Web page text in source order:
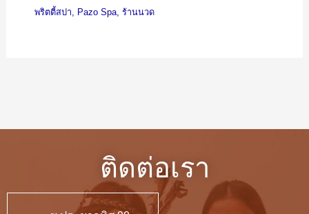
พริตตี้สปา Pazo Spa, ร้านนวด
ติดต่อเรา